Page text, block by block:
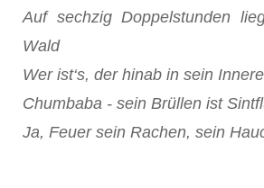
Auf sechzig Doppelstunden
Wald
Wer ist‘s, der hinab in sein
Chumbaba - sein Brüllen ist
Ja, Feuer sein Rachen, sein